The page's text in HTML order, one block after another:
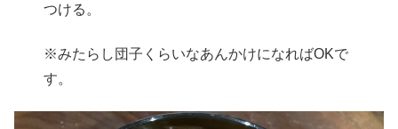
つける。
※みたらし団子くらいなあんかけになればOKで
す。